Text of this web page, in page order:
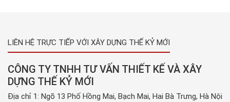
LIÊN HỆ TRỰC TIẾP VỚI XÂY DỰNG THẾ KỶ MỚI
CÔNG TY TNHH TƯ VẤN THIẾT KẾ VÀ XÂY
DỰNG THẾ KỶ MỚI
Địa chỉ 1: Ngõ 13 Phố Hồng Mai, Bạch Mai, Hai Bà Trưng, Hà Nội